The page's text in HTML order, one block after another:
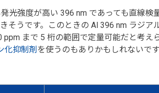
光強度が高い 396 nm であっても直線検
そうです。このときの Al 396 nm ラジア
まで 5 桁の範囲で定量可能だと考え
化抑制剤 を使うのもありかもしれないです